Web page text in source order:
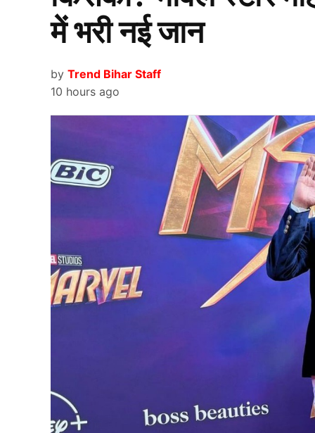
किया है. अपने शानदार प्रदर्शन की वजह से ही इस
पक्की कर ली है. नीतीश रेड्डी ने ऑस्ट्रेलिया में डेब्यू
नीतीश कुमार रेड्डी (Nitish Reddy) के इस शानदार
है. नीतीश रेड्डी को असल पहचान सनराइजर्स
छोड़ने की खबर सामने आई तो उन्होंने इस पर अपनी
पोस्ट करते हुए लिखा
“मैं शोर-शराबे से दूर रहना पसंद करता हूं, लेकिन कुछ
रिश्ता विश्वास, सम्मान और सालों के साझा जुनून पर
आईपीएल 2026 के लिए SRH ने उन्हें
सनराइजर्स हैदराबाद की टीम ने आईपीएल 2025 से
खिलाड़ी ही भारतीय थे, जिसमे अभिषेक शर्मा और
काव्या मारन की सनराइजर्स हैदराबाद की टीम ने 6
आईपीएल 2025 में नीतीश रेड्डी का प्रदर्शन कुछ
में भरी नई जान
by Trend Bihar Staff
10 hours ago